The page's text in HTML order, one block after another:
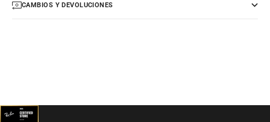
CAMBIOS Y DEVOLUCIONES